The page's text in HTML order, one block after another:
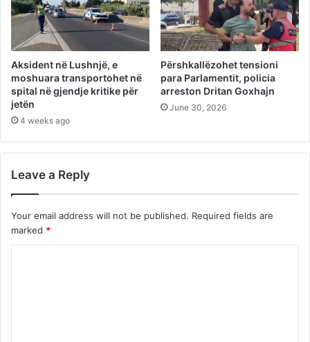
Aksident në Lushnjë, e
moshuara transportohet në
spital në gjendje kritike për
jetën
4 weeks ago
Përshkallëzohet tensioni
para Parlamentit, policia
arreston Dritan Goxhajn
June 30, 2026
Leave a Reply
Your email address will not be published. Required fields are
marked *